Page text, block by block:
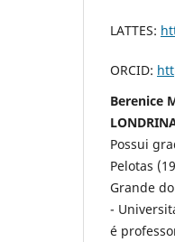
LATTES:
ORCID:
Berenice
Possui
Pelotas
Grande
-
é